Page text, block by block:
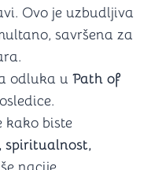
Ovo je uzbudljiva
savršena za
odluka u Path of
kako biste
spiritualnost,